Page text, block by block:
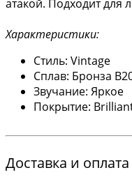
атакой. Подходит для
Характеристики:
Стиль: Vintage
Сплав: Бронза
Звучание: Яркое
Покрытие:
Доставка и оплата